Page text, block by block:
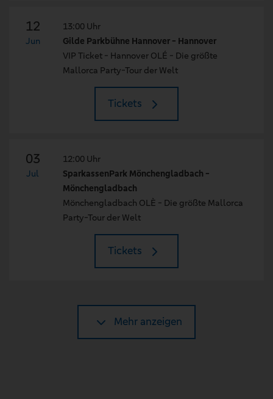
12
Jun
13:00 Uhr
Gilde Parkbühne Hannover - Hannover
VIP Ticket - Hannover OLÉ - Die größte
Mallorca Party-Tour der Welt
Tickets
03
Jul
12:00 Uhr
SparkassenPark Mönchengladbach -
Mönchengladbach
Mönchengladbach OLÈ - Die größte Mallorca
Party-Tour der Welt
Tickets
Mehr anzeigen